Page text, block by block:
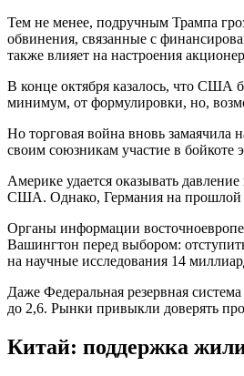
Тем не менее, подручным Трампа
обвинения, связанные с
также влияет на настроения
В конце октября казалось, что США
минимум, от формулировки, но,
Но торговая война вновь замаячила
своим союзникам участие в бойкоте
Америке удается оказывать
США. Однако, Германия на прошлой
Органы информации
Вашингтон перед выбором:
на научные исследования 14
Даже Федеральная резервная
до 2,6. Рынки привыкли доверять
Китай: поддержка